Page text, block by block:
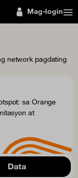
Mag-login
network pagdating
sa Orange
at
Data